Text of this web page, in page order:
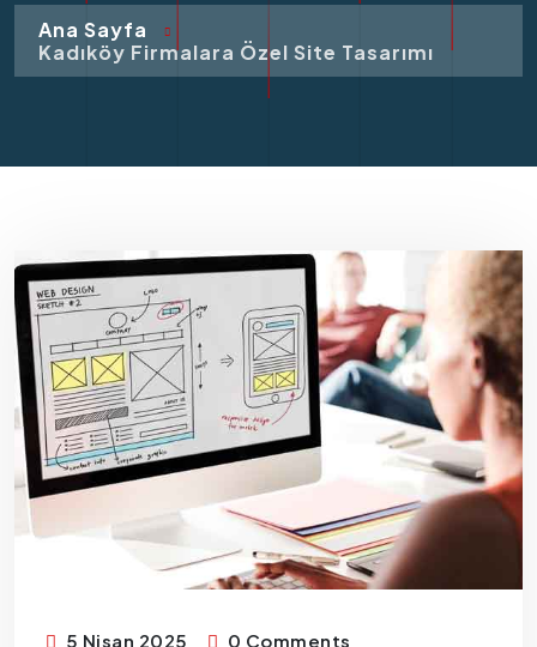
Ana Sayfa
Kadıköy Firmalara Özel Site Tasarımı
5 Nisan 2025
0 Comments